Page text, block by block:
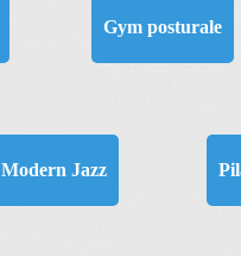
Gym posturale
Modern Jazz